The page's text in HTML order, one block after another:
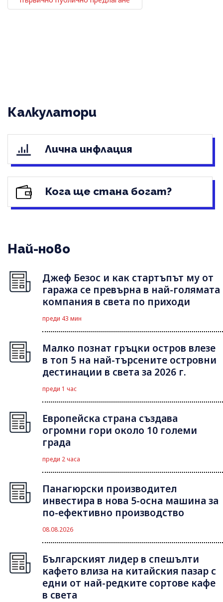
Калкулатори
Лична инфлация
Кога ще стана богат?
Най-ново
Джеф Безос и как стартъпът му от
гаража се превърна в най-голямата
компания в света по приходи
преди 43 мин
Малко познат гръцки остров влезе
в топ 5 на най-търсените островни
дестинации в света за 2026 г.
преди 1 час
Европейска страна създава
огромни гори около 10 големи
града
преди 2 часа
Панагюрски производител
инвестира в нова 5-осна машина за
по-ефективно производство
08.08.2026
Българският лидер в спешълти
кафето влиза на китайския пазар с
едни от най-редките сортове кафе
в света